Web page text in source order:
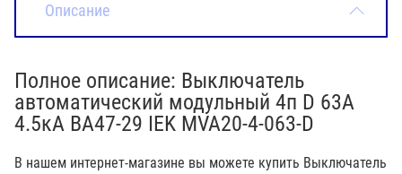
Описание
Полное описание: Выключатель
автоматический модульный 4п D 63А
4.5кА ВА47-29 IEK MVA20-4-063-D
В нашем интернет-магазине вы можете купить Выключатель